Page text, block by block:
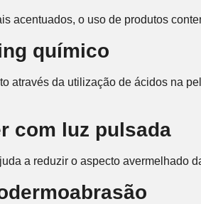
acentuados, o uso de produtos
químico
através da utilização de ácidos na
com luz pulsada
a reduzir o aspecto avermelhado